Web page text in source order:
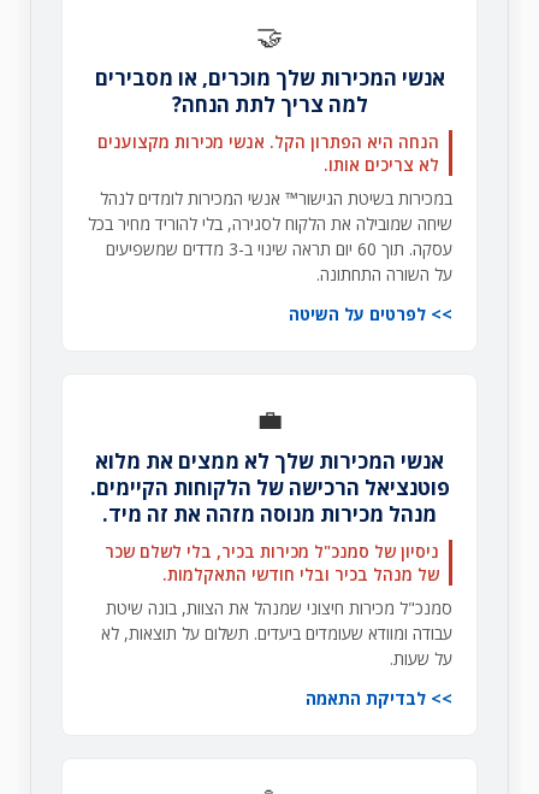
🤝
אנשי המכירות שלך מוכרים, או מסבירים
למה צריך לתת הנחה?
הנחה היא הפתרון הקל. אנשי מכירות מקצוענים
לא צריכים אותו.
במכירות בשיטת הגישור™ אנשי המכירות לומדים לנהל
שיחה שמובילה את הלקוח לסגירה, בלי להוריד מחיר בכל
עסקה. תוך 60 יום תראה שינוי ב-3 מדדים שמשפיעים
על השורה התחתונה.
לפרטים על השיטה
💼
אנשי המכירות שלך לא ממצים את מלוא
פוטנציאל הרכישה של הלקוחות הקיימים.
מנהל מכירות מנוסה מזהה את זה מיד.
ניסיון של סמנכ"ל מכירות בכיר, בלי לשלם שכר
של מנהל בכיר ובלי חודשי התאקלמות.
סמנכ"ל מכירות חיצוני שמנהל את הצוות, בונה שיטת
עבודה ומוודא שעומדים ביעדים. תשלום על תוצאות, לא
על שעות.
לבדיקת התאמה